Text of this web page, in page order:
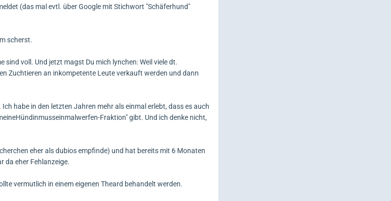
(das mal evtl. über Google mit Stichwort "Schäferhund"
scherst.
voll. Und jetzt magst Du mich lynchen: Weil viele dt.
Zuchtieren an inkompetente Leute verkauft werden und dann
habe in den letzten Jahren mehr als einmal erlebt, dass es auch
Fraktion" gibt. Und ich denke nicht,
eher als dubios empfinde) und hat bereits mit 6 Monaten
da eher Fehlanzeige.
vermutlich in einem eigenen Theard behandelt werden.